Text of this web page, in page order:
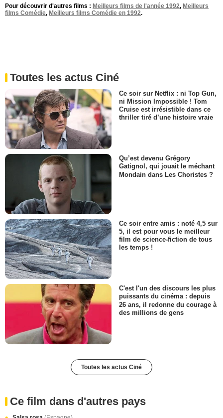
Pour découvrir d'autres films : Meilleurs films de l'année 1992, Meilleurs
films Comédie, Meilleurs films Comédie en 1992.
Toutes les actus Ciné
Ce soir sur Netflix : ni Top Gun,
ni Mission Impossible ! Tom
Cruise est irrésistible dans ce
thriller tiré d’une histoire vraie
Qu’est devenu Grégory
Gatignol, qui jouait le méchant
Mondain dans Les Choristes ?
Ce soir entre amis : noté 4,5 sur
5, il est pour vous le meilleur
film de science-fiction de tous
les temps !
C'est l'un des discours les plus
puissants du cinéma : depuis
26 ans, il redonne du courage à
des millions de gens
Toutes les actus Ciné
Ce film dans d'autres pays